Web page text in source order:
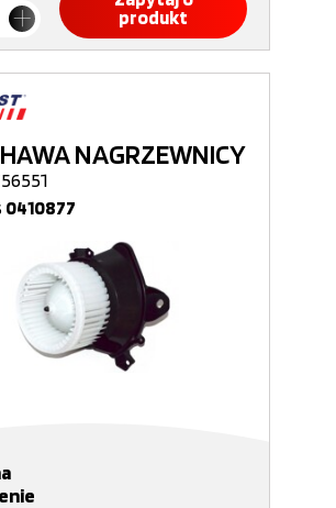
produkt
NAGRZEWNICY
0410877